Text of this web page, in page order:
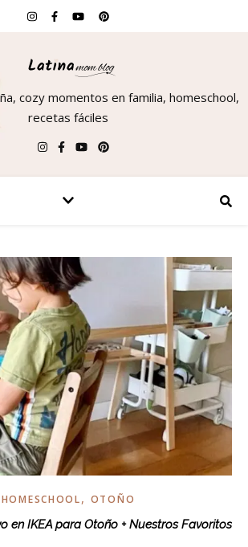
cozy momentos en familia, homeschool,
recetas fáciles
HOMESCHOOL, OTOÑO
en IKEA para Otoño + Nuestros Favoritos